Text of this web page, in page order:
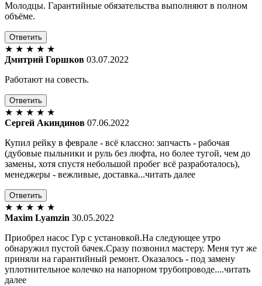
Молодцы. Гарантийные обязательства выполняют в полном
объёме.
Ответить
★ ★ ★ ★ ★
Дмитрий Горшков 03.07.2022
Работают на совесть.
Ответить
★ ★ ★ ★ ★
Сергей Акиндинов 07.06.2022
Купил рейку в феврале - всё классно: запчасть - рабочая
(дубовые пыльники и руль без люфта, но более тугой, чем до
замены, хотя спустя небольшой пробег всё разработалось),
менеджеры - вежливые, доставка...читать далее
Ответить
★ ★ ★ ★ ★
Maxim Lyamzin 30.05.2022
Приобрел насос Гур с установкой.На следующее утро
обнаружил пустой бачек.Сразу позвонил мастеру. Меня тут же
приняли на гарантийный ремонт. Оказалось - под замену
уплотнительное колечко на напорном трубопроводе....читать
далее